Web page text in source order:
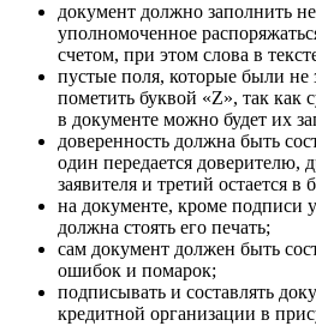
документ должно заполнить
уполномоченное
счетом, при этом слова в
пустые поля, которые были
пометить буквой «Z», так как
в документе можно будет их
доверенность должна быть
один передается доверителю,
заявителя и третий остается в
на документе, кроме подписи
должна стоять его печать;
сам документ должен быть
ошибок и помарок;
подписывать и составлять
кредитной организации в